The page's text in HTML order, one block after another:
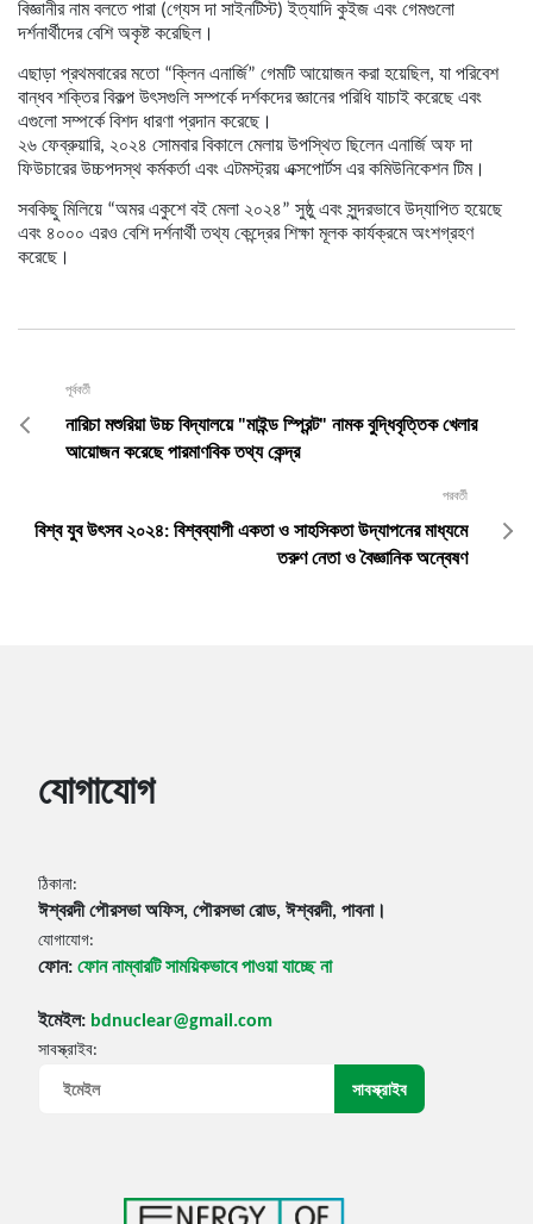
বিজ্ঞানীর নাম বলতে পারা (গ্যেস দা সাইনটিস্ট) ইত্যাদি কুইজ এবং গেমগুলো
দর্শনার্থীদের বেশি অকৃষ্ট করেছিল।
এছাড়া প্রথমবারের মতো “ক্লিন এনার্জি” গেমটি আয়োজন করা হয়েছিল, যা পরিবেশ
বান্ধব শক্তির বিকল্প উৎসগুলি সম্পর্কে দর্শকদের জ্ঞানের পরিধি যাচাই করেছে এবং
এগুলো সম্পর্কে বিশদ ধারণা প্রদান করেছে।
২৬ ফেব্রুয়ারি, ২০২৪ সোমবার বিকালে মেলায় উপস্থিত ছিলেন এনার্জি অফ দা
ফিউচারের উচ্চপদস্থ কর্মকর্তা এবং এটমস্ট্রয় এক্সপোর্টস এর কমিউনিকেশন টিম।
সবকিছু মিলিয়ে “অমর একুশে বই মেলা ২০২৪” সুষ্ঠু এবং সুন্দরভাবে উদ্‌যাপিত হয়েছে
এবং ৪০০০ এরও বেশি দর্শনার্থী তথ্য কেন্দ্রের শিক্ষা মূলক কার্যক্রমে অংশগ্রহণ
করেছে।
পূর্ববর্তী
নারিচা মশুরিয়া উচ্চ বিদ্যালয়ে "মাইন্ড স্প্রিন্ট" নামক বুদ্ধিবৃত্তিক খেলার
আয়োজন করেছে পারমাণবিক তথ্য কেন্দ্র
পরবর্তী
বিশ্ব যুব উৎসব ২০২৪: বিশ্বব্যাপী একতা ও সাহসিকতা উদ্‌যাপনের মাধ্যমে
তরুণ নেতা ও বৈজ্ঞানিক অন্বেষণ
যোগাযোগ
ঠিকানা:
ঈশ্বরদী পৌরসভা অফিস, পৌরসভা রোড, ঈশ্বরদী, পাবনা।
যোগাযোগ:
ফোন: ফোন নাম্বারটি সাময়িকভাবে পাওয়া যাচ্ছে না
ইমেইল: bdnuclear@gmail.com
সাবস্ক্রাইব: